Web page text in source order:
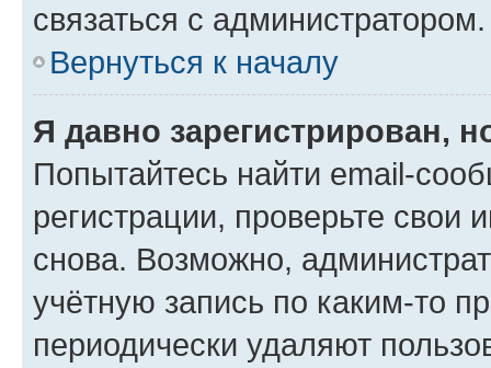
связаться с администратором.
Вернуться к началу
Я давно зарегистрирован,
Попытайтесь найти email-
регистрации, проверьте свои
снова. Возможно,
учётную запись по каким-то
периодически удаляют